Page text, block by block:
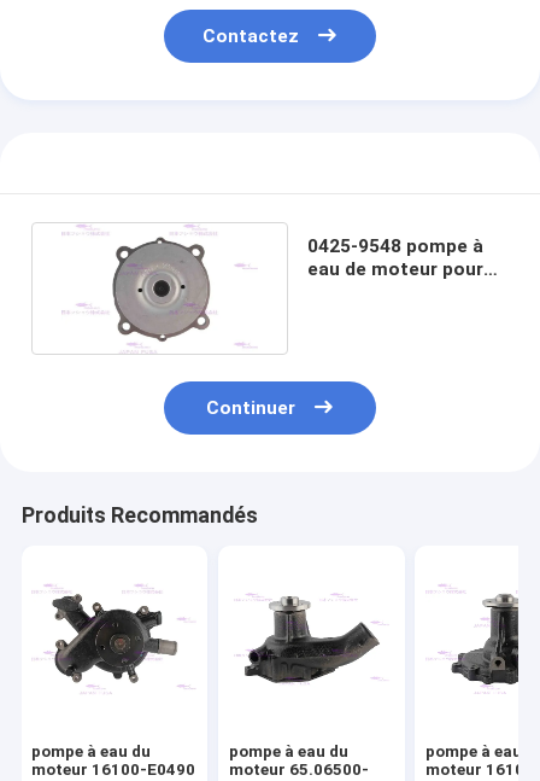
Contactez
0425-9548 pompe à
eau de moteur pour
Continuer
Produits Recommandés
pompe à eau du
moteur 16100-E0490
pompe à eau du
moteur 65.06500-
pompe à eau
moteur